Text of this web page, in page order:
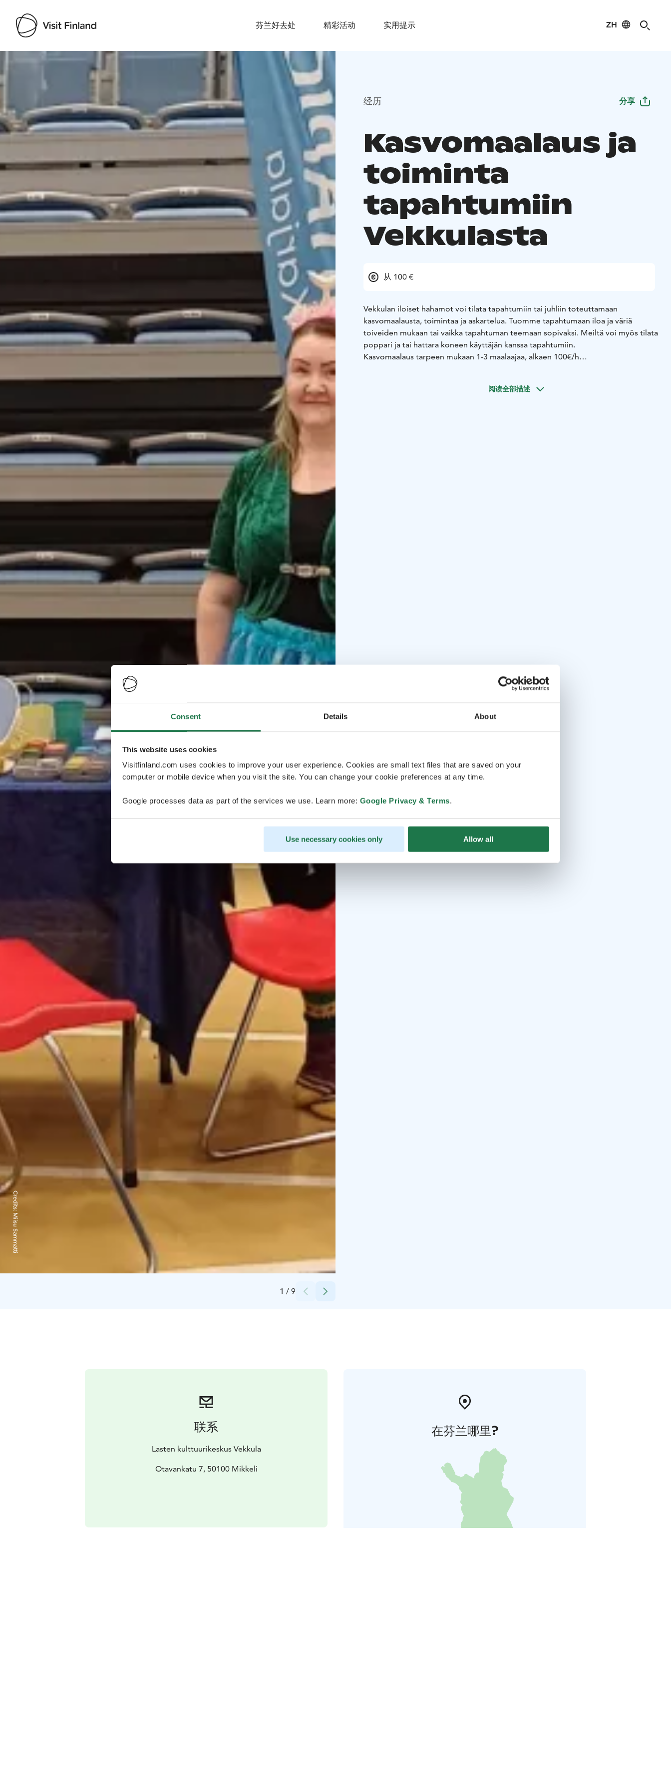
Consent Details About
This website uses cookies
Visitfinland.com uses cookies to improve your user experience. Cookies are small text files that are saved on your
computer or mobile device when you visit the site. You can change your cookie preferences at any time.
Google processes data as part of the services we use. Learn more: Google Privacy & Terms.
Use necessary cookies only Allow all
芬兰好去处 精彩活动 实用提示 ZH
Visit Finland
1 / 9
Credits:
Miisu Sammatti
经历 分享
Kasvomaalaus ja
toiminta
tapahtumiin
Vekkulasta
从 100 €
Vekkulan iloiset hahamot voi tilata tapahtumiin tai juhliin toteuttamaan
kasvomaalausta, toimintaa ja askartelua. Tuomme tapahtumaan iloa ja väriä
toiveiden mukaan tai vaikka tapahtuman teemaan sopivaksi. Meiltä voi myös tilata
poppari ja tai hattara koneen käyttäjän kanssa tapahtumiin.
Kasvomaalaus tarpeen mukaan 1-3 maalaajaa, alkaen 100€/h
Askartelupiste, tapahtuman teemaan sopiva tai voi yhdistää toimintaan esim.
阅读全部描述
联系
Lasten kulttuurikeskus Vekkula
Otavankatu 7, 50100 Mikkeli
在芬兰哪里?